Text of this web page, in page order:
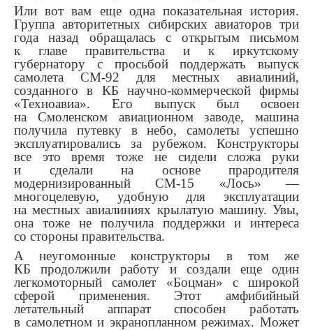
Или вот вам еще одна показательная история.
Группа авторитетных сибирских авиаторов три
года назад обращалась с открытым письмом
к главе правительства и к иркутскому
губернатору с просьбой поддержать выпуск
самолета СМ-92 для местных авиалиний,
созданного в КБ научно-коммерческой фирмы
«Техноавиа». Его выпуск был освоен
на Смоленском авиационном заводе, машина
получила путевку в небо, самолеты успешно
эксплуатировались за рубежом. Конструкторы
все это время тоже не сидели сложа руки
и сделали на основе прародителя
модернизированный СМ-15 «Лось» —
многоцелевую, удобную для эксплуатации
на местных авиалиниях крылатую машину. Увы,
она тоже не получила поддержки и интереса
со стороны правительства.
А неугомонные конструкторы в том же
КБ продолжили работу и создали еще один
легкомоторный самолет «Боцман» с широкой
сферой применения. Этот амфибийный
летательный аппарат способен работать
в самолетном и экранопланном режимах. Может